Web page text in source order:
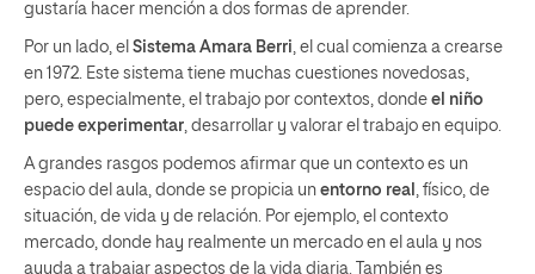
gustaría hacer mención a dos formas de aprender.
Por un lado, el Sistema Amara Berri, el cual comienza a crearse
en 1972. Este sistema tiene muchas cuestiones novedosas,
pero, especialmente, el trabajo por contextos, donde el niño
puede experimentar, desarrollar y valorar el trabajo en equipo.
A grandes rasgos podemos afirmar que un contexto es un
espacio del aula, donde se propicia un entorno real , físico, de
situación, de vida y de relación. Por ejemplo, el contexto
mercado, donde hay realmente un mercado en el aula y nos
ayuda a trabajar aspectos de la vida diaria. También es